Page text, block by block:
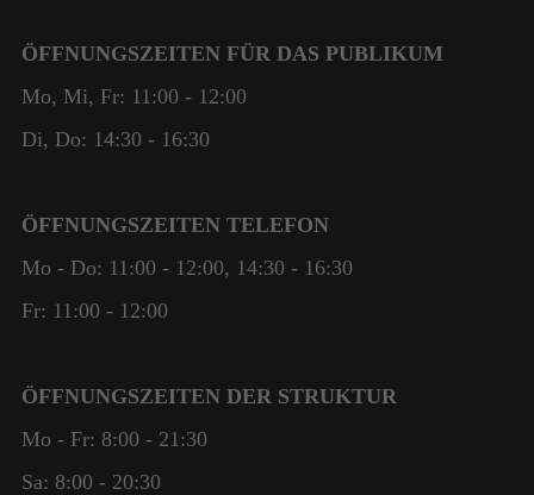
ÖFFNUNGSZEITEN FÜR DAS PUBLIKUM
Mo, Mi, Fr: 11:00 - 12:00
Di, Do: 14:30 - 16:30
ÖFFNUNGSZEITEN TELEFON
Mo - Do: 11:00 - 12:00, 14:30 - 16:30
Fr: 11:00 - 12:00
ÖFFNUNGSZEITEN DER STRUKTUR
Mo - Fr: 8:00 - 21:30
Sa: 8:00 - 20:30